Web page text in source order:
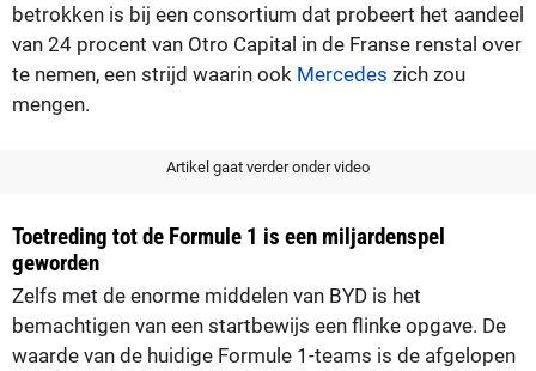
betrokken is bij een consortium dat probeert het aandeel
van 24 procent van Otro Capital in de Franse renstal over
te nemen, een strijd waarin ook Mercedes zich zou
mengen.
Artikel gaat verder onder video
Toetreding tot de Formule 1 is een miljardenspel
geworden
Zelfs met de enorme middelen van BYD is het
bemachtigen van een startbewijs een flinke opgave. De
waarde van de huidige Formule 1-teams is de afgelopen